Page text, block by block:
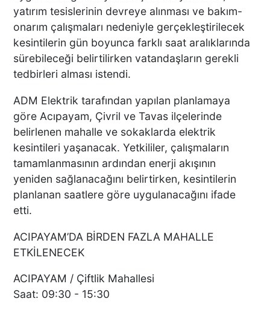
yatırım tesislerinin devreye alınması ve bakım-
onarım çalışmaları nedeniyle gerçekleştirilecek
kesintilerin gün boyunca farklı saat aralıklarında
sürebileceği belirtilirken vatandaşların gerekli
tedbirleri alması istendi.
ADM Elektrik tarafından yapılan planlamaya
göre Acıpayam, Çivril ve Tavas ilçelerinde
belirlenen mahalle ve sokaklarda elektrik
kesintileri yaşanacak. Yetkililer, çalışmaların
tamamlanmasının ardından enerji akışının
yeniden sağlanacağını belirtirken, kesintilerin
planlanan saatlere göre uygulanacağını ifade
etti.
ACIPAYAM’DA BİRDEN FAZLA MAHALLE
ETKİLENECEK
ACIPAYAM / Çiftlik Mahallesi
Saat: 09:30 - 15:30